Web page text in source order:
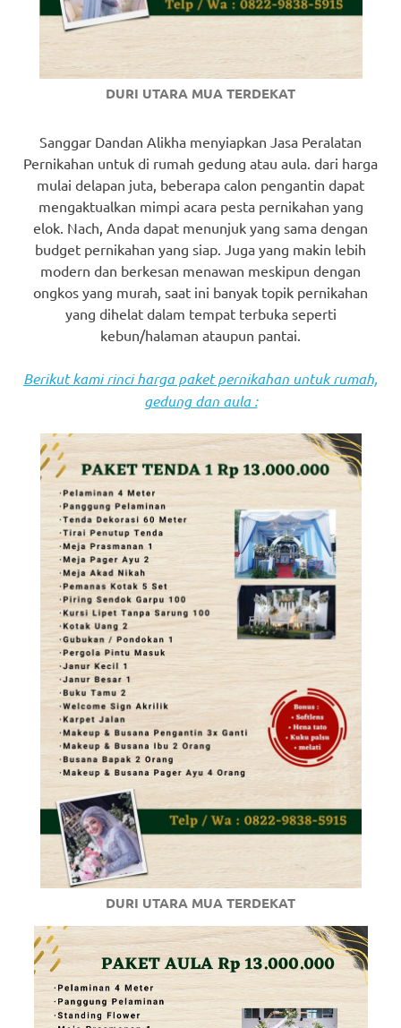
DURI UTARA MUA TERDEKAT
Sanggar Dandan Alikha menyiapkan Jasa Peralatan
Pernikahan untuk di rumah gedung atau aula. dari harga
mulai delapan juta, beberapa calon pengantin dapat
mengaktualkan mimpi acara pesta pernikahan yang
elok. Nach, Anda dapat menunjuk yang sama dengan
budget pernikahan yang siap. Juga yang makin lebih
modern dan berkesan menawan meskipun dengan
ongkos yang murah, saat ini banyak topik pernikahan
yang dihelat dalam tempat terbuka seperti
kebun/halaman ataupun pantai.
Berikut kami rinci harga paket pernikahan untuk rumah,
gedung dan aula :
DURI UTARA MUA TERDEKAT